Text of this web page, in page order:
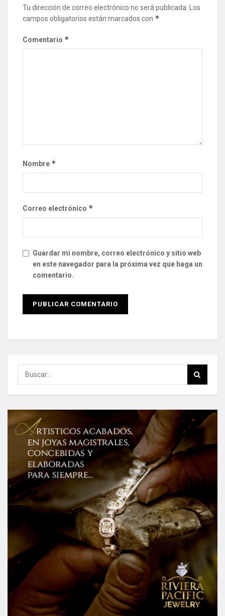
Tu dirección de correo electrónico no será publicada.
Los
campos obligatorios están marcados con *
Comentario *
Nombre *
Correo electrónico *
Guardar mi nombre, correo electrónico y sitio web
en este navegador para la próxima vez que haga un
comentario.